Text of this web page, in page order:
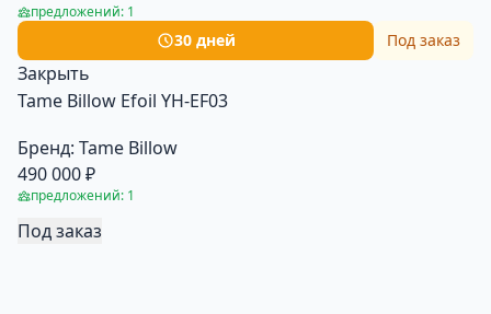
предложений: 1
30 дней Под заказ
Закрыть
Tame Billow Efoil YH-EF03
Бренд: Tame Billow
490 000 ₽
предложений: 1
Под заказ